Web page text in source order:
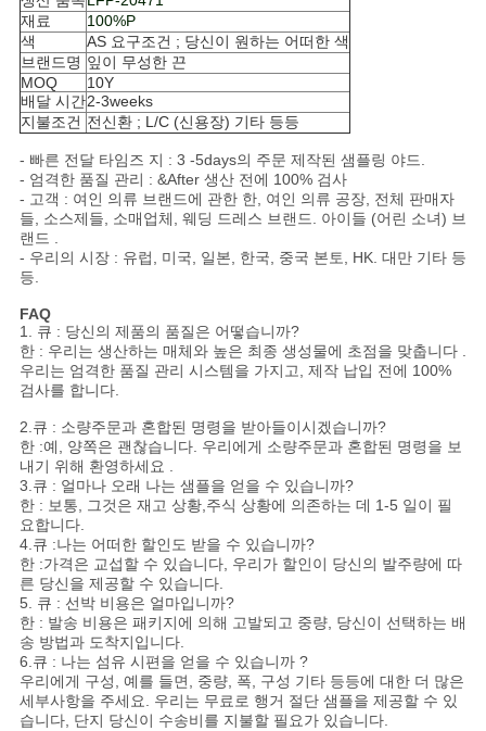
정
책
재료
100%P
색
AS 요구조건 ; 당신이 원하는 어떠한 색
브랜드명 잎이 무성한 끈
MOQ
10Y
배달 시간2-3weeks
지불조건 전신환 ; L/C (신용장) 기타 등등
- 빠른 전달 타임즈 지 : 3 -5days의 주문 제작된 샘플링 야드.
- 엄격한 품질 관리 : &After 생산 전에 100% 검사
- 고객 : 여인 의류 브랜드에 관한 한, 여인 의류 공장, 전체 판매자
들, 소스제들, 소매업체, 웨딩 드레스 브랜드. 아이들 (어린 소녀) 브
랜드 .
- 우리의 시장 : 유럽, 미국, 일본, 한국, 중국 본토, HK. 대만 기타 등
등.
FAQ
1. 큐 : 당신의 제품의 품질은 어떻습니까?
한 : 우리는 생산하는 매체와 높은 최종 생성물에 초점을 맞춥니다 .
우리는 엄격한 품질 관리 시스템을 가지고, 제작 납입 전에 100%
검사를 합니다.
2.큐 : 소량주문과 혼합된 명령을 받아들이시겠습니까?
한 :예, 양쪽은 괜찮습니다. 우리에게 소량주문과 혼합된 명령을 보
내기 위해 환영하세요 .
3.큐 : 얼마나 오래 나는 샘플을 얻을 수 있습니까?
한 : 보통, 그것은 재고 상황,주식 상황에 의존하는 데 1-5 일이 필
요합니다.
4.큐 :나는 어떠한 할인도 받을 수 있습니까?
한 :가격은 교섭할 수 있습니다, 우리가 할인이 당신의 발주량에 따
른 당신을 제공할 수 있습니다.
5. 큐 : 선박 비용은 얼마입니까?
한 : 발송 비용은 패키지에 의해 고발되고 중량, 당신이 선택하는 배
송 방법과 도착지입니다.
6.큐 : 나는 섬유 시편을 얻을 수 있습니까 ?
우리에게 구성, 예를 들면, 중량, 폭, 구성 기타 등등에 대한 더 많은
세부사항을 주세요. 우리는 무료로 행거 절단 샘플을 제공할 수 있
습니다, 단지 당신이 수송비를 지불할 필요가 있습니다.